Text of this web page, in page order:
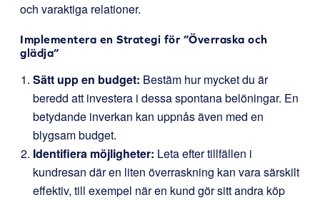
och varaktiga relationer.
Implementera en Strategi för ”Överraska och
glädja”
Sätt upp en budget: Bestäm hur mycket du är
beredd att investera i dessa spontana belöningar. En
betydande inverkan kan uppnås även med en
blygsam budget.
Identifiera möjligheter: Leta efter tillfällen i
kundresan där en liten överraskning kan vara särskilt
effektiv, till exempel när en kund gör sitt andra köp